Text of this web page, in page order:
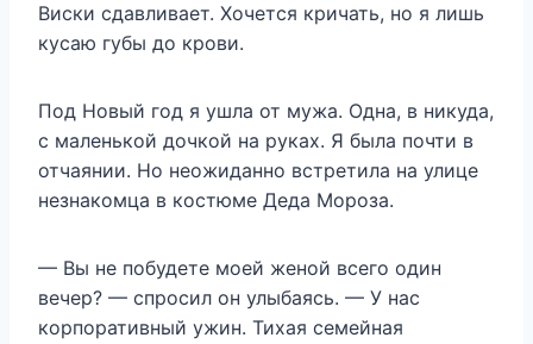
Виски сдавливает. Хочется кричать, но я лишь
кусаю губы до крови.
Под Новый год я ушла от мужа. Одна, в никуда,
с маленькой дочкой на руках. Я была почти в
отчаянии. Но неожиданно встретила на улице
незнакомца в костюме Деда Мороза.
— Вы не побудете моей женой всего один
вечер? — спросил он улыбаясь. — У нас
корпоративный ужин. Тихая семейная